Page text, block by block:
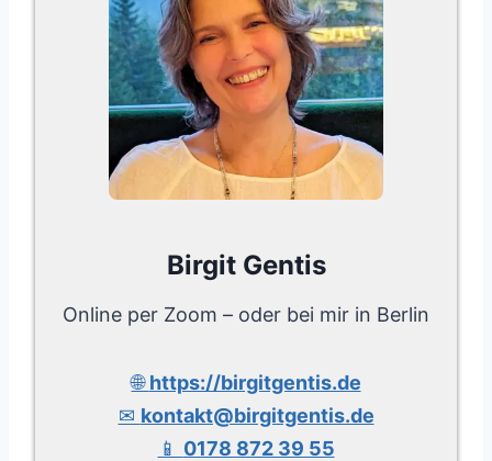
Birgit Gentis
Online per Zoom – oder bei mir in Berlin
🌐https://birgitgentis.de
✉ kontakt@birgitgentis.de
📱 0178 872 39 55